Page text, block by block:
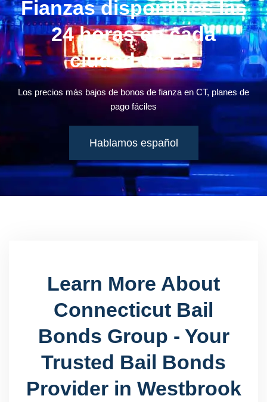
Fianzas disponibles las
24 horas en cada
ciudad de CT
Los precios más bajos de bonos de fianza en CT, planes de
pago fáciles
Hablamos español
Learn More About
Connecticut Bail
Bonds Group - Your
Trusted Bail Bonds
Provider in Westbrook